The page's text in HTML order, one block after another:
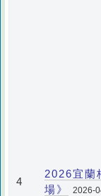
4
2026宜蘭
場》
2026-